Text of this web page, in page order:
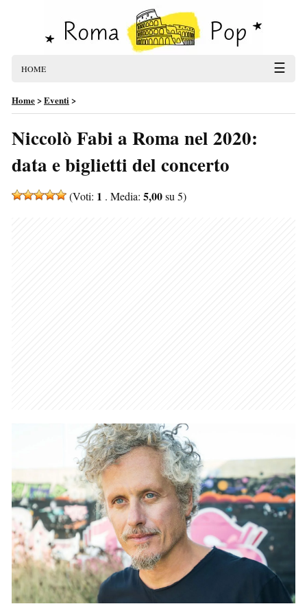
HOME ☰
Home>Eventi>
Niccolò Fabi a Roma nel 2020:
data e biglietti del concerto
(Voti: 1 . Media: 5,00su 5)